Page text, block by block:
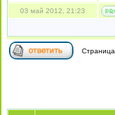
03 май 2012, 21:23
Страница